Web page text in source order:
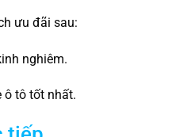
ưu đãi sau:
nghiêm.
ô tô tốt nhất.